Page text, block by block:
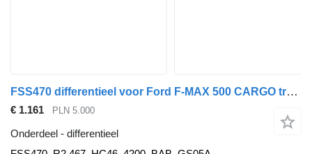
FSS470 differentieel voor Ford F-MAX 500 CARGO trekker
€ 1.161 PLN 5.000
Onderdeel - differentieel